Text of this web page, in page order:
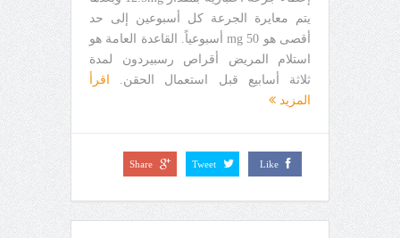
يتم معايرة الجرعة كل أسبوعين إلى حد
أقصى هو 50 mg أسبوعياً. القاعدة العامة هو
استلام المريض أقراص رسبيردون لمدة
ثلاثة أسابيع قبل استعمال الحقن.
اقرأ
المزيد
Like
Tweet
Share